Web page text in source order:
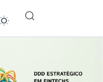
Toggle theme